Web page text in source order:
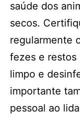
saúde dos
secos.
regularmente
fezes e restos
limpo e
importante
pessoal ao